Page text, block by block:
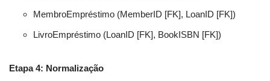
MembroEmpréstimo (MemberID [FK], LoanID [FK])
LivroEmpréstimo (LoanID [FK], BookISBN [FK])
Etapa 4: Normalização